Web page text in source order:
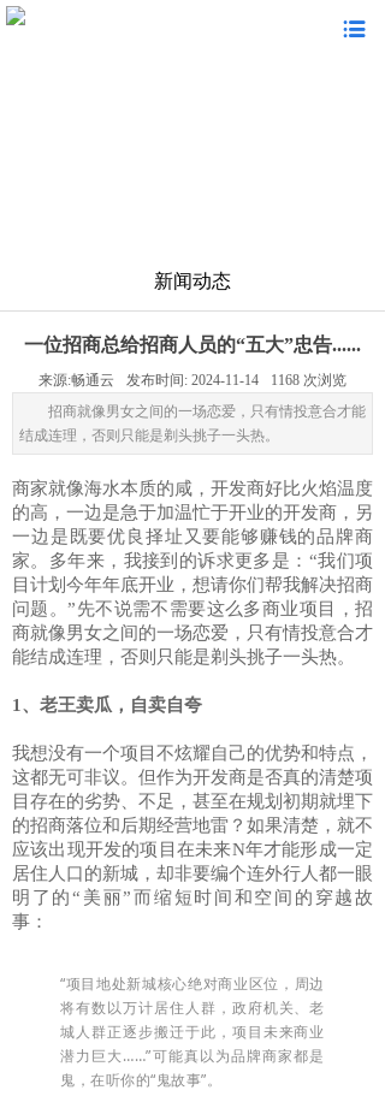
新闻动态
一位招商总给招商人员的“五大”忠告......
来源:畅通云 发布时间: 2024-11-14 1168 次浏览
招商就像男女之间的一场恋爱，只有情投意合才能
结成连理，否则只能是剃头挑子一头热。
商家就像海水本质的咸，开发商好比火焰温度
的高，一边是急于加温忙于开业的开发商，另
一边是既要优良择址又要能够赚钱的品牌商
家。多年来，我接到的诉求更多是：“我们项
目计划今年年底开业，想请你们帮我解决招商
问题。”先不说需不需要这么多商业项目，招
商就像男女之间的一场恋爱，只有情投意合才
能结成连理，否则只能是剃头挑子一头热。
1、老王卖瓜，自卖自夸
我想没有一个项目不炫耀自己的优势和特点，
这都无可非议。但作为开发商是否真的清楚项
目存在的劣势、不足，甚至在规划初期就埋下
的招商落位和后期经营地雷？如果清楚，就不
应该出现开发的项目在未来N年才能形成一定
居住人口的新城，却非要编个连外行人都一眼
明了的“美丽”而缩短时间和空间的穿越故
事：
“项目地处新城核心绝对商业区位，周边
将有数以万计居住人群，政府机关、老
城人群正逐步搬迁于此，项目未来商业
潜力巨大……”可能真以为品牌商家都是
鬼，在听你的“鬼故事”。